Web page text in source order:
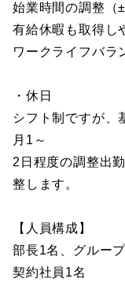
始業時間の調整（
有給休暇も取得し
ワークライフバラ
・休日
シフト制ですが、
月1～
2日程度の調整出
整します。
【人員構成】
部長1名、グルー
契約社員1名